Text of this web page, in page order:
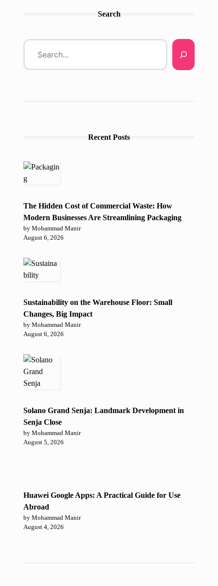
Search
Recent Posts
The Hidden Cost of Commercial Waste: How
Modern Businesses Are Streamlining Packaging
by Mohammad Manir
August 6, 2026
Sustainability on the Warehouse Floor: Small
Changes, Big Impact
by Mohammad Manir
August 6, 2026
Solano Grand Senja: Landmark Development in
Senja Close
by Mohammad Manir
August 5, 2026
Huawei Google Apps: A Practical Guide for Use
Abroad
by Mohammad Manir
August 4, 2026